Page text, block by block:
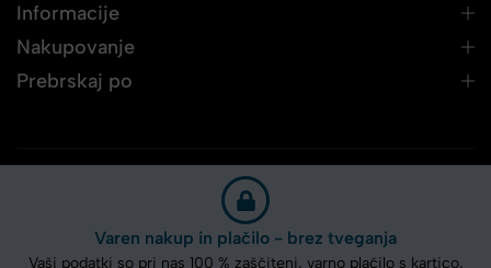
Informacije
Nakupovanje
Prebrskaj po
Varen nakup in plačilo - brez tveganja
Vaši podatki so pri nas 100 % zaščiteni, varno plačilo s kartico,